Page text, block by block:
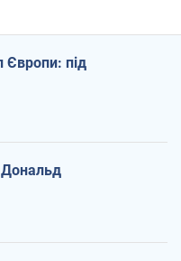
Європи: під
Дональд